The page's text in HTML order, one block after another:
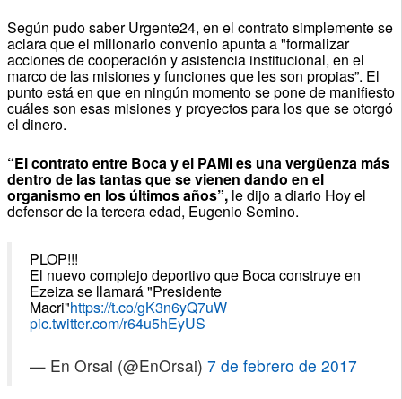
Según pudo saber Urgente24, en el contrato simplemente se
aclara que el millonario convenio apunta a "formalizar
acciones de cooperación y asistencia institucional, en el
marco de las misiones y funciones que les son propias”. El
punto está en que en ningún momento se pone de manifiesto
cuáles son esas misiones y proyectos para los que se otorgó
el dinero.
“El contrato entre Boca y el PAMI es una vergüenza más
dentro de las tantas que se vienen dando en el
organismo en los últimos años”,le dijo a diario Hoy el
defensor de la tercera edad, Eugenio Semino.
PLOP!!!
El nuevo complejo deportivo que Boca construye en
Ezeiza se llamará "Presidente
Macri"https://t.co/gK3n6yQ7uW
pic.twitter.com/r64u5hEyUS
— En Orsai (@EnOrsai) 7 de febrero de 2017